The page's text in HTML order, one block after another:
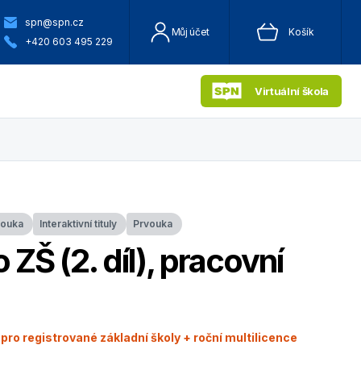
spn@spn.cz
+420 603 495 229
Můj účet Košík
Virtuální škola
Interaktivní tituly Prvouka
ZŠ (2. díl), pracovní
pro registrované základní školy + roční multilicence